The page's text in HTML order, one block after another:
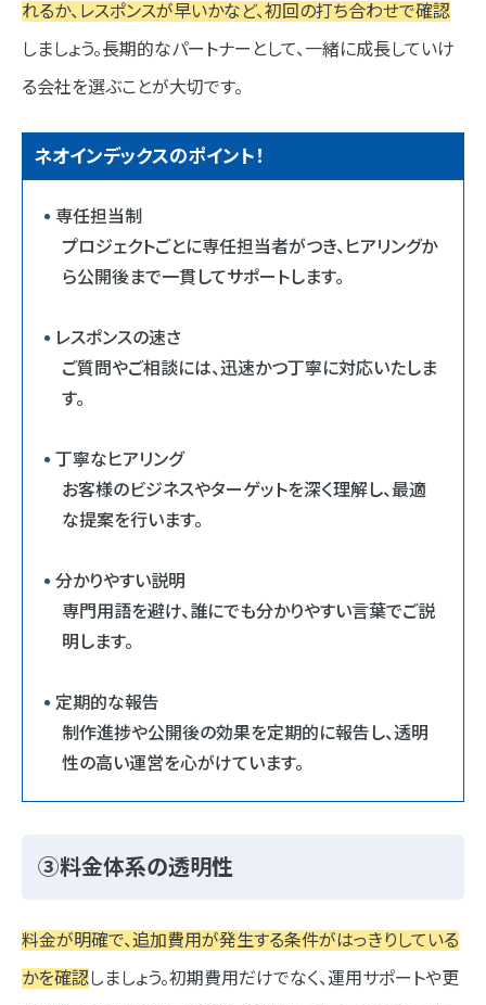
れるか、レスポンスが早いかなど、初回の打ち合わせで確認
しましょう。長期的なパートナーとして、一緒に成長していけ
る会社を選ぶことが大切です。
ネオインデックスのポイント！
専任担当制
プロジェクトごとに専任担当者がつき、ヒアリングか
ら公開後まで一貫してサポートします。
レスポンスの速さ
ご質問やご相談には、迅速かつ丁寧に対応いたしま
す。
丁寧なヒアリング
お客様のビジネスやターゲットを深く理解し、最適
な提案を行います。
分かりやすい説明
専門用語を避け、誰にでも分かりやすい言葉でご説
明します。
定期的な報告
制作進捗や公開後の効果を定期的に報告し、透明
性の高い運営を心がけています。
③料金体系の透明性
料金が明確で、追加費用が発生する条件がはっきりしている
かを確認しましょう。初期費用だけでなく、運用サポートや更